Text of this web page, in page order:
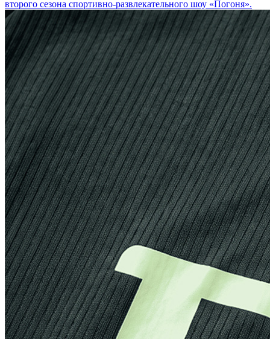
второго сезона спортивно-развлекательного шоу «Погоня».